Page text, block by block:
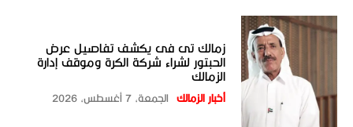
زمالك تى فى يكشف تفاصيل عرض
الحبتور لشراء شركة الكرة وموقف إدارة
الزمالك
أخبار الزمالك الجمعة، 7 أغسطس، 2026